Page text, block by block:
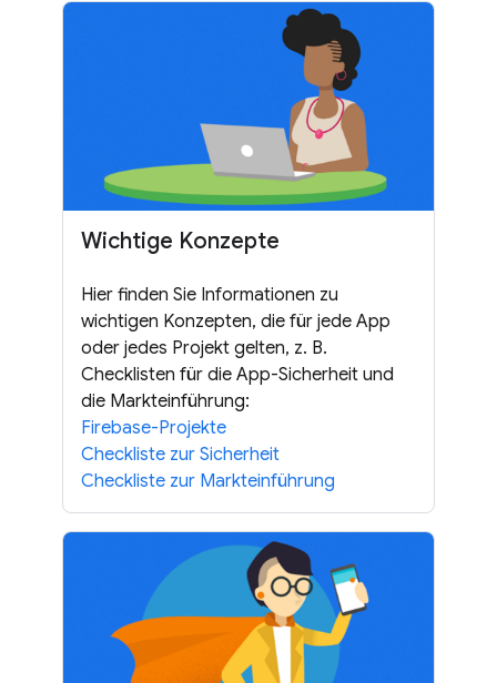
Wichtige Konzepte
Hier finden Sie Informationen zu
wichtigen Konzepten, die für jede App
oder jedes Projekt gelten, z. B.
Checklisten für die App-Sicherheit und
die Markteinführung:
Firebase-Projekte
Checkliste zur Sicherheit
Checkliste zur Markteinführung